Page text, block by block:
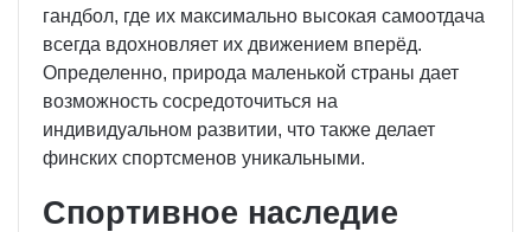
гандбол, где их максимально высокая самоотдача
всегда вдохновляет их движением вперёд.
Определенно, природа маленькой страны дает
возможность сосредоточиться на
индивидуальном развитии, что также делает
финских спортсменов уникальными.
Спортивное наследие